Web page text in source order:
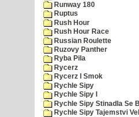
Runway 180
Ruptus
Rush Hour
Rush Hour Race
Russian Roulette
Ruzovy Panther
Ryba Pila
Rycerz
Rycerz I Smok
Rychle Sipy
Rychle Sipy I
Rychle Sipy Stinadla Se
Rychle Sipy Tajemstvi